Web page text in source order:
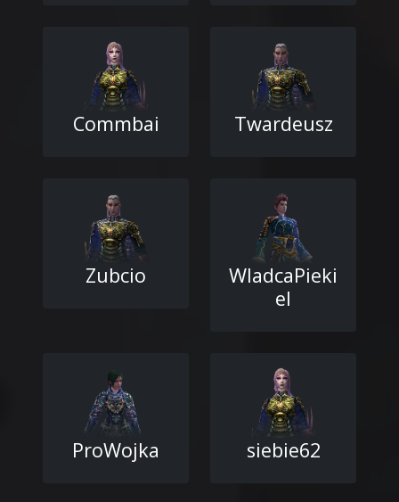
Commbai Twardeusz
Zubcio
WladcaPieki
el
ProWojka siebie62